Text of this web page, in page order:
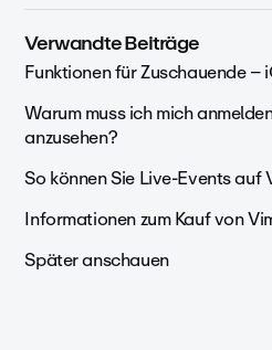
Verwandte Beiträge
Funktionen für Zuschauende –
Warum muss ich mich
anzusehen?
So können Sie Live-Events auf
Informationen zum Kauf von
Später anschauen